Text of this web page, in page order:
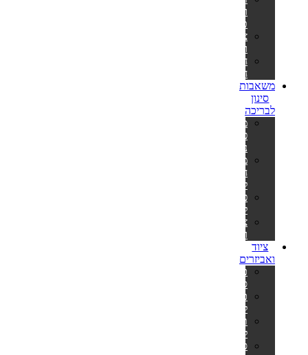
ומוטות
טלסקופיים
צינורות
ומתאמים
חבילות
חומרים
משאבות
סינון
לבריכה
משאבות
פילטר
נייר
משאבות
חול
לבריכה
פילטרים
למשאבות
צינורות
ומתאמים
ציוד
ואביזרים
כיסויים
סולאריים
כיסויים
לבריכה
תחתיות
לבריכה
סולמות